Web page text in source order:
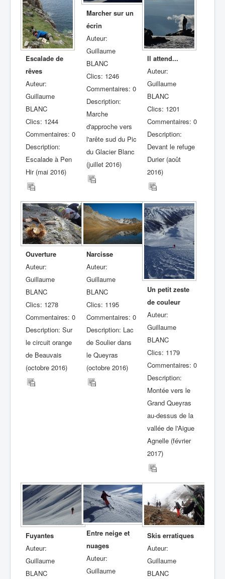
Escalade de
rêves
Auteur:
Guillaume
BLANC
Clics: 1244
Commentaires: 0
Description:
Escalade à Pen
Hir (mai 2016)
Marcher sur un
écrin
Auteur:
Guillaume
BLANC
Clics: 1246
Commentaires: 0
Description:
Marche
d'approche vers
l'arête sud du Pic
du Glacier Blanc
(juillet 2016)
Il attend...
Auteur:
Guillaume
BLANC
Clics: 1201
Commentaires: 0
Description:
Devant le refuge
Durier (août
2016)
Ouverture
Auteur:
Guillaume
BLANC
Clics: 1278
Commentaires: 0
Description: Sur
le circuit orange
de Beauvais
(octobre 2016)
Narcisse
Auteur:
Guillaume
BLANC
Clics: 1195
Commentaires: 0
Description: Lac
de Soulier dans
le Queyras
(octobre 2016)
Un petit zeste
de couleur
Auteur:
Guillaume
BLANC
Clics: 1179
Commentaires: 0
Description:
Montée vers le
Grand Queyras
au-dessus de la
vallée de l'Aigue
Agnelle (février
2017)
Fuyantes
Auteur:
Guillaume
BLANC
Entre neige et
nuages
Auteur:
Guillaume
Skis erratiques
Auteur:
Guillaume
BLANC